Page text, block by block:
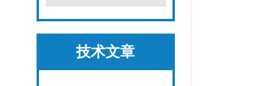
技术文章